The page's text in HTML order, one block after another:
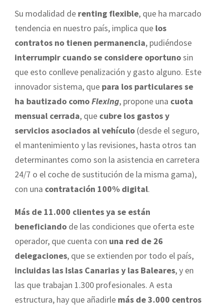
Su modalidad de renting flexible, que ha marcado
tendencia en nuestro país, implica que los
contratos no tienen permanencia, pudiéndose
interrumpir cuando se considere oportunosin
que esto conlleve penalización y gasto alguno. Este
innovador sistema, que para los particulares se
ha bautizado comoFlexing, propone una cuota
mensual cerrada, que cubre los gastos y
servicios asociados al vehículo (desde el seguro,
el mantenimiento y las revisiones, hasta otros tan
determinantes como son la asistencia en carretera
24/7 o el coche de sustitución de la misma gama),
con una contratación 100% digital.
Más de 11.000 clientes ya se están
beneficiando de las condiciones que oferta este
operador, que cuenta con una red de 26
delegaciones, que se extienden por todo el país,
incluidas las Islas Canarias y las Baleares, y en
las que trabajan 1.300 profesionales. A esta
estructura, hay que añadirle más de 3.000 centros